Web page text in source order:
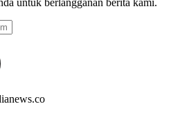
untuk berlangganan berita kami.